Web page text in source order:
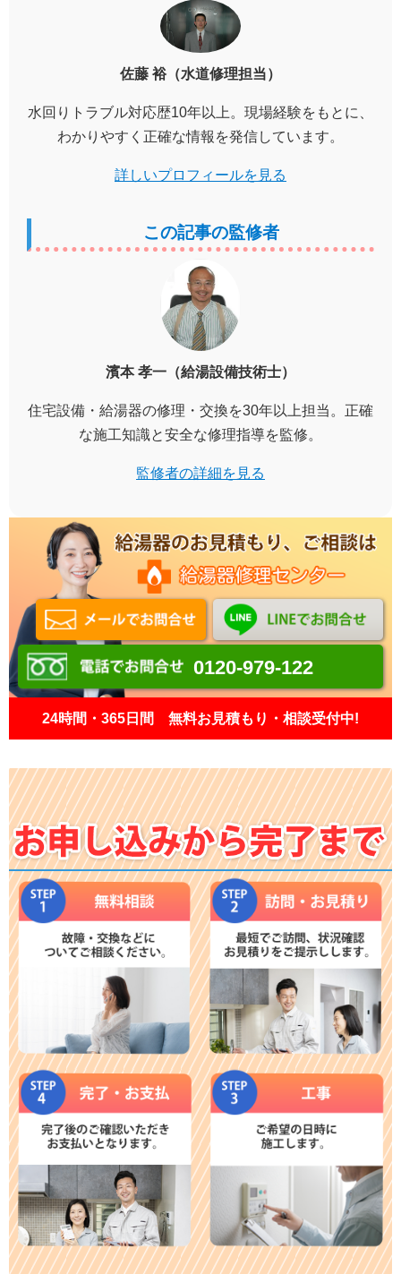
佐藤 裕（水道修理担当）
水回りトラブル対応歴10年以上。現場経験をもとに、
わかりやすく正確な情報を発信しています。
詳しいプロフィールを見る
この記事の監修者
濱本 孝一（給湯設備技術士）
住宅設備・給湯器の修理・交換を30年以上担当。正確
な施工知識と安全な修理指導を監修。
監修者の詳細を見る
0120-979-122
24時間・365日間 無料お見積もり・相談受付中!